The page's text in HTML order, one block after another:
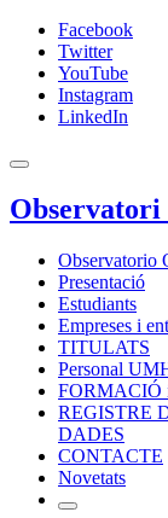
Facebook
Twitter
YouTube
Instagram
LinkedIn
Observatorio
Presentació
Estudiants
Empreses i
TITULATS
Personal
FORMACIÓ
REGISTRE
DADES
CONTACTE
Novetats